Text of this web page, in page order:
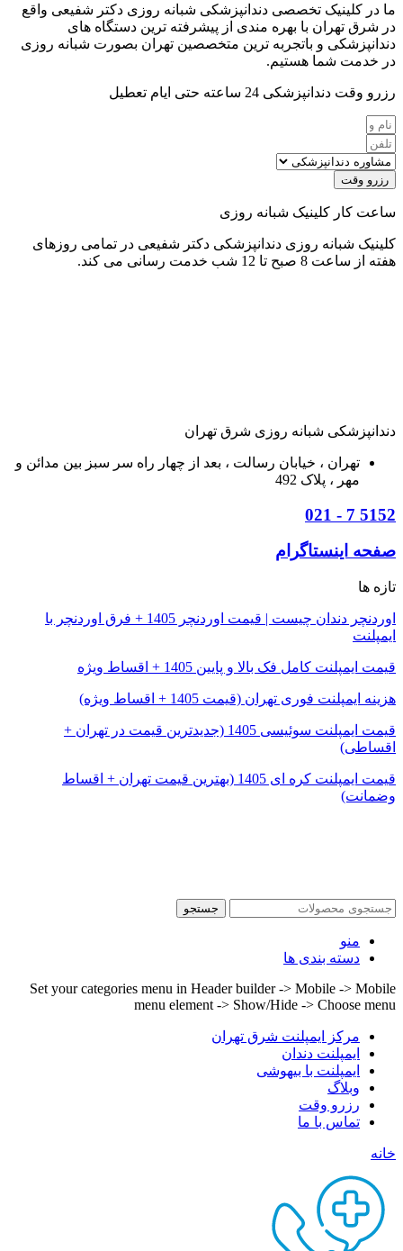
ما در کلینیک تخصصی دندانپزشکی شبانه روزی دکتر شفیعی واقع
در شرق تهران با بهره مندی از پیشرفته ترین دستگاه های
دندانپزشکی و باتجربه ترین متخصصین تهران بصورت شبانه روزی
در خدمت شما هستیم.
رزرو وقت دندانپزشکی 24 ساعته حتی ایام تعطیل
رزرو وقت
ساعت کار کلینیک شبانه روزی
کلینیک شبانه روزی دندانپزشکی دکتر شفیعی در تمامی روزهای
هفته از ساعت 8 صبح تا 12 شب خدمت رسانی می کند.
دندانپزشکی شبانه روزی شرق تهران
تهران ، خيابان رسالت ، بعد از چهار راه سر سبز بين مدائن و
مهر ، پلاک 492
5152 7 - 021
صفحه اینستاگرام
تازه ها
اوردنچر دندان چیست | قیمت اوردنچر 1405 + فرق اوردنچر با
ایمپلنت
قیمت ایمپلنت کامل فک بالا و پایین 1405 + اقساط ویژه
هزینه ایمپلنت فوری تهران (قیمت 1405 + اقساط ویژه)
قیمت ایمپلنت سوئیسی 1405 (جدیدترین قیمت در تهران +
اقساطی)
قیمت ایمپلنت کره ای 1405 (بهترین قیمت تهران + اقساط
وضمانت)
جستجو
منو
دسته بندی ها
Set your categories menu in Header builder -> Mobile -> Mobile
menu element -> Show/Hide -> Choose menu
مرکز ایمپلنت شرق تهران
ایمپلنت دندان
ایمپلنت با بیهوشی
وبلاگ
رزرو وقت
تماس با ما
خانه